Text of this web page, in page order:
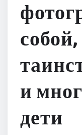
собой,
и
дети